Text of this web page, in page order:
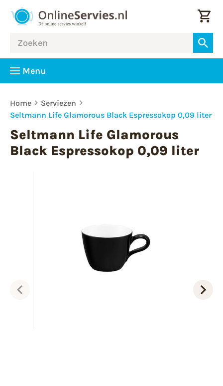
Menu
Home
Serviezen
Seltmann Life Glamorous Black Espressokop 0,09 liter
Seltmann Life Glamorous
Black Espressokop 0,09 liter